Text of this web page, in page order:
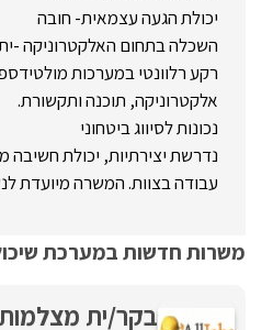
יכולת הגעה עצמאית- חובה
השכלה בתחום האלקטרוניקה -
רקע רלוונטי במערכות
אלקטרוניקה, תוכנה ותקשורת.
נכונות לסיווג ביטחוני
נדרשת יצירתיות, יכולת חשיבה
עבודה בצוות. המשרה מיועדת
משרות חדשות במערכת
בקר/ית מצלמות